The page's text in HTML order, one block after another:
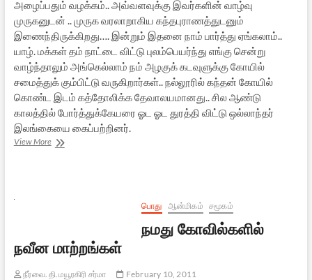
அழைப்பதும் வழக்கம்.. அவ்வளவுக்கு இவர்களின் வாழ்வு
முருகனுடன் .. முருக வரலாறாகிய கந்தபுராணத்துடனும்
இணைந்திருக்கிறது…. இன்றும் இதனை நாம் பார்த்து ஏங்கலாம்..
யாழ். மக்கள் தம் நாட்டை விட்டு புலம்பெயர்ந்து எங்கு சென்று
வாழ்ந்தாலும் அங்கெல்லாம் நம் அழகுக் கடவுளுக்கு கோயில்
சமைத்துக் கும்பிட்டு வருகிறார்கள்.. நல்லூரில் கந்தன் கோயில்
கொண்ட இடம் கத்தோலிக்க தேவாலயமானது.. சில ஆண்டு
காலத்தில் போர்த்துக்கேயரை ஓட ஓட துரத்தி விட்டு ஒல்லாந்தர்
இலங்கையை கைப்பற்றினர்.
View Moreவேல்
பொது ஆன்மிகம் சமூகம்
நமது கோவில்களில்
நவீன மாற்றங்கள்
நீர்வை. தி.மயூரகிரி சர்மா
February 10, 2011